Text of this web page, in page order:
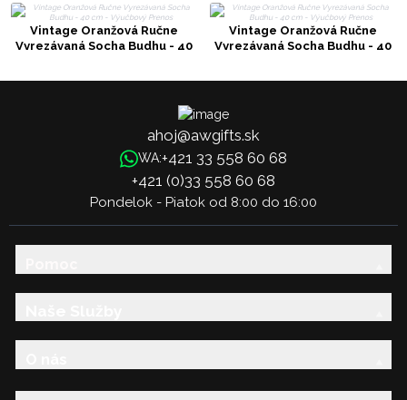
Vintage Oranžová Ručne
Vyrezávaná Socha Budhu - 40
Vintage Oranžová Ručne
Vyrezávaná Socha Budhu - 40
ahoj@awgifts.sk
WA:+421 33 558 60 68
+421 (0)33 558 60 68
Pondelok - Piatok od 8:00 do 16:00